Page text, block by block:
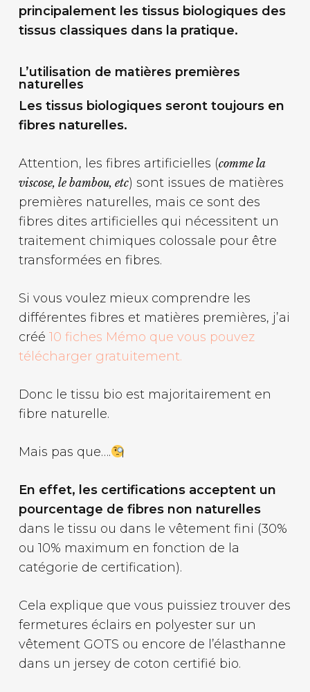
principalement les tissus biologiques des
tissus classiques dans la pratique.
L’utilisation de matières premières
naturelles
Les tissus biologiques seront toujours en
fibres naturelles.
Attention, les fibres artificielles (comme la
viscose, le bambou, etc) sont issues de matières
premières naturelles, mais ce sont des
fibres dites artificielles qui nécessitent un
traitement chimiques colossale pour être
transformées en fibres.
Si vous voulez mieux comprendre les
différentes fibres et matières premières, j’ai
créé 10 fiches Mémo que vous pouvez
télécharger gratuitement.
Donc le tissu bio est majoritairement en
fibre naturelle.
Mais pas que….
En effet, les certifications acceptent un
pourcentage de fibres non naturelles
dans le tissu ou dans le vêtement fini (30%
ou 10% maximum en fonction de la
catégorie de certification).
Cela explique que vous puissiez trouver des
fermetures éclairs en polyester sur un
vêtement GOTS ou encore de l’élasthanne
dans un jersey de coton certifié bio.